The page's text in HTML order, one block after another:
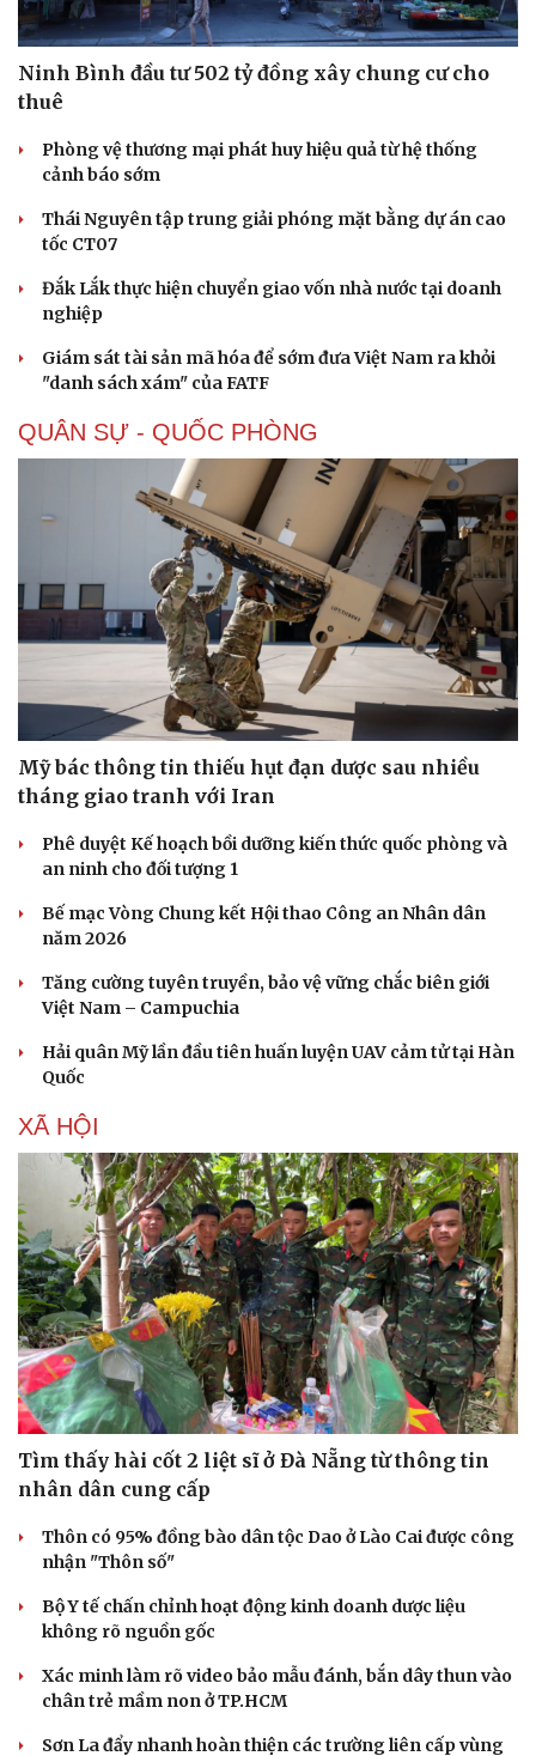
Sức khỏe
Dinh dưỡng - món ngon
Sản phụ khoa
Nhi khoa
Làm đẹp - giảm cân
Phòng mạch online
Ăn sạch sống khỏe
Đời sống
Tình yêu - Gia đình
Ninh Bình đầu tư 502 tỷ đồng xây chung cư cho
thuê
Phòng vệ thương mại phát huy hiệu quả từ hệ thống
cảnh báo sớm
Thái Nguyên tập trung giải phóng mặt bằng dự án cao
tốc CT07
Đắk Lắk thực hiện chuyển giao vốn nhà nước tại doanh
nghiệp
Giám sát tài sản mã hóa để sớm đưa Việt Nam ra khỏi
"danh sách xám" của FATF
QUÂN SỰ - QUỐC PHÒNG
Mỹ bác thông tin thiếu hụt đạn dược sau nhiều
tháng giao tranh với Iran
Phê duyệt Kế hoạch bồi dưỡng kiến thức quốc phòng và
an ninh cho đối tượng 1
Bế mạc Vòng Chung kết Hội thao Công an Nhân dân
năm 2026
Tăng cường tuyên truyền, bảo vệ vững chắc biên giới
Việt Nam – Campuchia
Hải quân Mỹ lần đầu tiên huấn luyện UAV cảm tử tại Hàn
Quốc
XÃ HỘI
Tìm thấy hài cốt 2 liệt sĩ ở Đà Nẵng từ thông tin
nhân dân cung cấp
Thôn có 95% đồng bào dân tộc Dao ở Lào Cai được công
nhận "Thôn số"
Bộ Y tế chấn chỉnh hoạt động kinh doanh dược liệu
không rõ nguồn gốc
Xác minh làm rõ video bảo mẫu đánh, bắn dây thun vào
chân trẻ mầm non ở TP.HCM
Sơn La đẩy nhanh hoàn thiện các trường liên cấp vùng